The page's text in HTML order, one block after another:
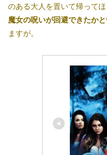
のある大人を置いて帰ってほ
魔女の呪いが回避できたか
ますが。